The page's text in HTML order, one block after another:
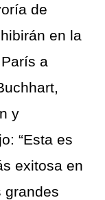
de
en la
a
y
“Esta es
exitosa en
grandes